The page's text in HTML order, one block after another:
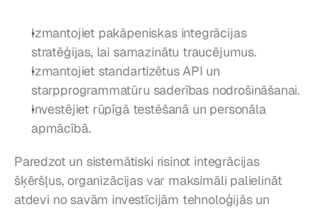
Izmantojiet pakāpeniskas integrācijas
stratēģijas, lai samazinātu traucējumus.
Izmantojiet standartizētus API un
starpprogrammatūru saderības nodrošināšanai.
Investējiet rūpīgā testēšanā un personāla
apmācībā.
Paredzot un sistemātiski risinot integrācijas
šķēršļus, organizācijas var maksimāli palielināt
atdevi no savām investīcijām tehnoloģijās un